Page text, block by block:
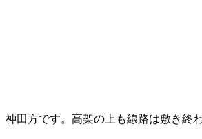
神田方です。高架の上も線路は敷き終